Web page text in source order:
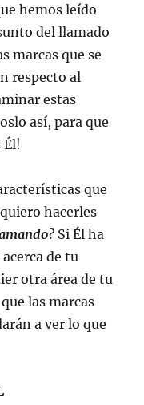
hemos leído
del llamado
marcas que se
respecto al
estas
así, para que
Él!
que
hacerles
Si Él ha
de tu
otra área de tu
las marcas
a ver lo que